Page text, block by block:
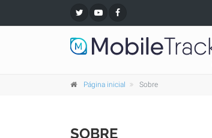
Página inicial Sobre
SOBRE